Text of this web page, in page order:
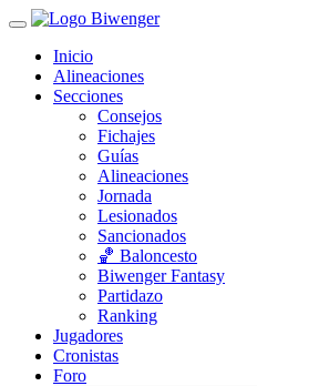
Inicio
Alineaciones
Secciones
Consejos
Fichajes
Guías
Alineaciones
Jornada
Lesionados
Sancionados
🏀 Baloncesto
Biwenger Fantasy
Partidazo
Ranking
Jugadores
Cronistas
Foro